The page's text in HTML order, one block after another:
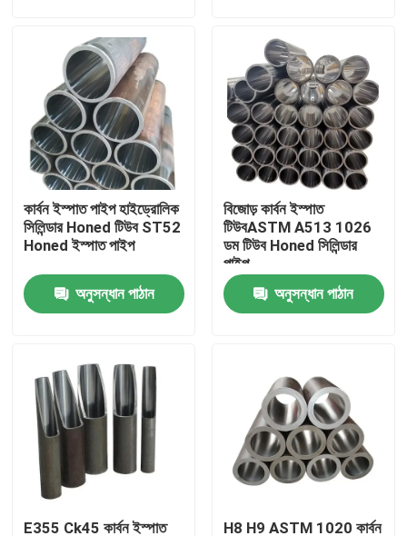
ভিডিও
আমাদের সম্পর্কে
কারখানা ভ্রমণ
মান নিয়ন্ত্রণ
খবর
মামলা
রঙ প্রলিপ্ত ইস্পাত কুণ্ডলী
কার্বন ইস্পাত পাইপ হাইড্রোলিক
সিলিন্ডার Honed টিউব ST52
Honed ইস্পাত পাইপ
অনুসন্ধান পাঠান
বিজোড় কার্বন ইস্পাত
টিউবASTM A513 1026
ডম টিউব Honed সিলিন্ডার
পাইপ
অনুসন্ধান পাঠান
E355 Ck45 কার্বন ইস্পাত H8 H9 ASTM 1020 কার্বন